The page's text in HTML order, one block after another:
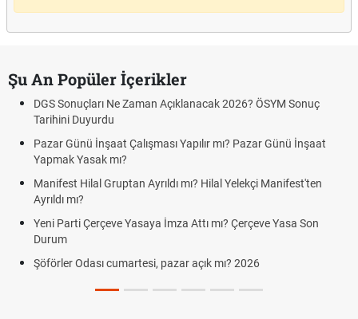
Şu An Popüler İçerikler
DGS Sonuçları Ne Zaman Açıklanacak 2026? ÖSYM Sonuç
Tarihini Duyurdu
Pazar Günü İnşaat Çalışması Yapılır mı? Pazar Günü İnşaat
Yapmak Yasak mı?
Manifest Hilal Gruptan Ayrıldı mı? Hilal Yelekçi Manifest'ten
Ayrıldı mı?
Yeni Parti Çerçeve Yasaya İmza Attı mı? Çerçeve Yasa Son
Durum
Şöförler Odası cumartesi, pazar açık mı? 2026